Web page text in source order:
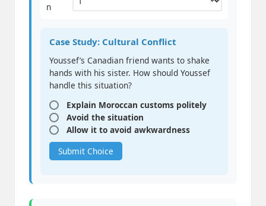
n
Case Study: Cultural Conflict
Youssef’s Canadian friend wants to shake
hands with his sister. How should Youssef
handle this situation?
Explain Moroccan customs politely
Avoid the situation
Allow it to avoid awkwardness
Submit Choice